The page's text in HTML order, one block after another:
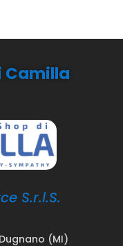
Camilla
S.r.l.S.
(MI)